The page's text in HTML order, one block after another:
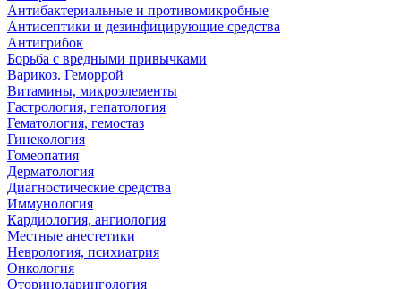
Антибактериальные и противомикробные
Антисептики и дезинфицирующие средства
Антигрибок
Борьба с вредными привычками
Варикоз. Геморрой
Витамины, микроэлементы
Гастрология, гепатология
Гематология, гемостаз
Гинекология
Гомеопатия
Дерматология
Диагностические средства
Иммунология
Кардиология, ангиология
Местные анестетики
Неврология, психиатрия
Онкология
Оториноларингология